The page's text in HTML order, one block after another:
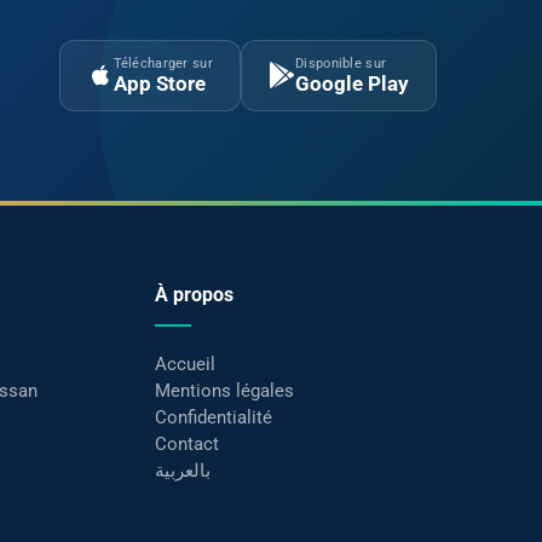
Télécharger sur
App Store
Disponible sur
Google Play
À propos
Accueil
Mentions légales
Confidentialité
Contact
بالعربية